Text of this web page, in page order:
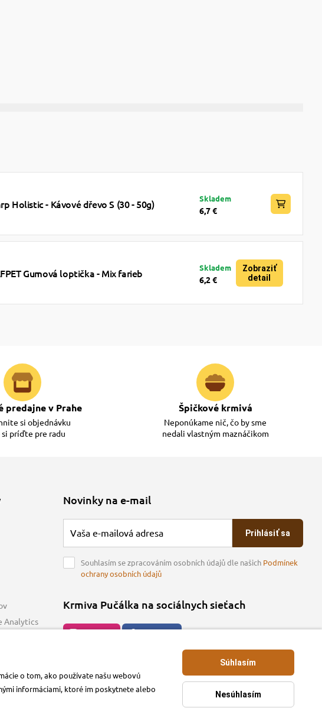
Holistic - Kávové dřevo S (30 - 50g) Skladem
6,7 €
Gumová loptička - Mix farieb Skladem
6,2 €
Zobraziť
detail
predajne v Prahe
si objednávku
si príďte pre radu
Špičkové krmivá
Neponúkame nič, čo by sme
nedali vlastným maznáčikom
Analytics
Novinky na e-mail
Prihlásiť sa
Souhlasím se zpracováním osobních údajů dle našich Podmínek
ochrany osobních údajů
Krmiva Pučálka na sociálnych sieťach
E-shop vytvorila
o tom, ako používate našu webovú
informáciami, ktoré im poskytnete alebo
Nesúhlasím
Súhlasím